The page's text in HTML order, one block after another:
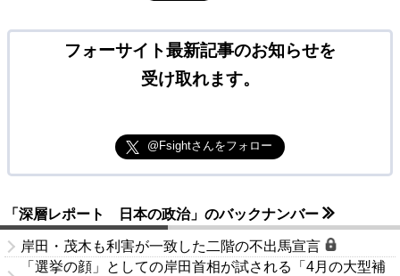
フォーサイト最新記事のお知らせを
受け取れます。
@Fsightさんをフォロー
「深層レポート 日本の政治」のバックナンバー
岸田・茂木も利害が一致した二階の不出馬宣言
「選挙の顔」としての岸田首相が試される「4月の大型補